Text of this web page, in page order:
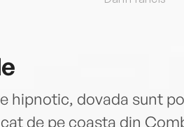
hipnotic, dovada sunt
de pe coasta din